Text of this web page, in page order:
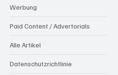
Werbung
Paid Content / Advertorials
Alle Artikel
Datenschutzrichtlinie